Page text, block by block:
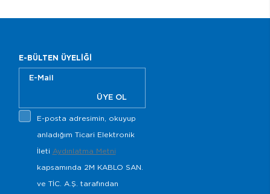
E-BÜLTEN ÜYELİĞİ
ÜYE OL
E-posta adresimin, okuyup
anladığım Ticari Elektronik
İleti Aydınlatma Metni
kapsamında 2M KABLO SAN.
ve TİC. A.Ş. tarafından